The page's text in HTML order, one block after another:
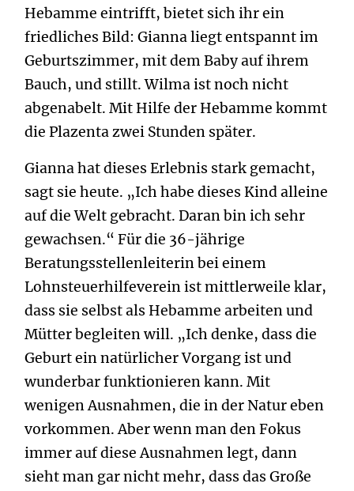
Hebamme eintrifft, bietet sich ihr ein
friedliches Bild: Gianna liegt entspannt im
Geburtszimmer, mit dem Baby auf ihrem
Bauch, und stillt. Wilma ist noch nicht
abgenabelt. Mit Hilfe der Hebamme kommt
die Plazenta zwei Stunden später.
Gianna hat dieses Erlebnis stark gemacht,
sagt sie heute. „Ich habe dieses Kind alleine
auf die Welt gebracht. Daran bin ich sehr
gewachsen.“ Für die 36-jährige
Beratungsstellenleiterin bei einem
Lohnsteuerhilfeverein ist mittlerweile klar,
dass sie selbst als Hebamme arbeiten und
Mütter begleiten will. „Ich denke, dass die
Geburt ein natürlicher Vorgang ist und
wunderbar funktionieren kann. Mit
wenigen Ausnahmen, die in der Natur eben
vorkommen. Aber wenn man den Fokus
immer auf diese Ausnahmen legt, dann
sieht man gar nicht mehr, dass das Große